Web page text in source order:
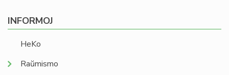
INFORMOJ
HeKo
Raŭmismo